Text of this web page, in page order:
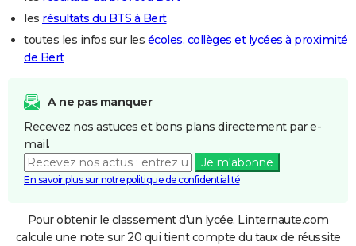
les résultats du BTS à Bert
toutes les infos sur les écoles, collèges et lycées à proximité
de Bert
A ne pas manquer
Recevez nos astuces et bons plans directement par e-
mail.
Je m'abonne
En savoir plus sur notre politique de confidentialité
Pour obtenir le classement d'un lycée, Linternaute.com
calcule une note sur 20 qui tient compte du taux de réussite